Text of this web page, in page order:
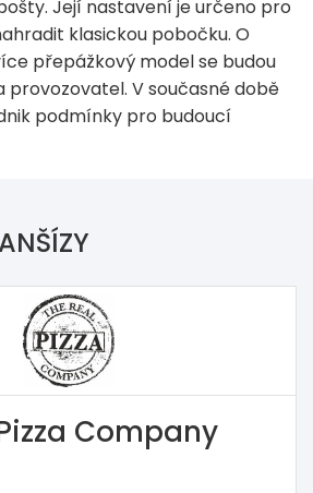
Její nastavení je určeno pro
klasickou pobočku. O
přepážkový model se budou
provozovatel. V současné době
podmínky pro budoucí
Company